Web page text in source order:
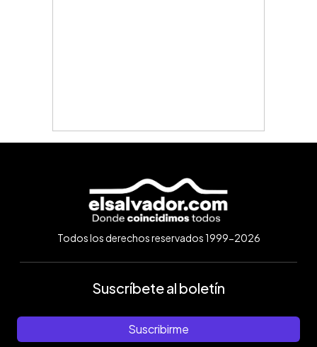
Todos los derechos reservados 1999-2026
Suscríbete al boletín
Suscribirme